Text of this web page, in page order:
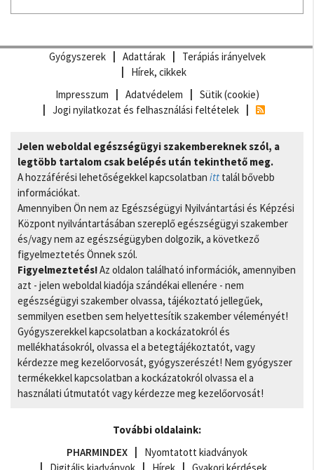
Gyógyszerek Adattárak
Terápiás irányelvek
Hírek, cikkek
Impresszum
Adatvédelem
Sütik (cookie)
Jogi nyilatkozat és felhasználási feltételek
Jelen weboldal egészségügyi szakembereknek szól, a
legtöbb tartalom csak belépés után tekinthető meg.
A hozzáférési lehetőségekkel kapcsolatban itt talál bővebb
információkat.
Amennyiben Ön nem az Egészségügyi Nyilvántartási és Képzési
Központ nyilvántartásában szereplő egészségügyi szakember
és/vagy nem az egészségügyben dolgozik, a következő
figyelmeztetés Önnek szól.
Figyelmeztetés!Az oldalon található információk, amennyiben
azt - jelen weboldal kiadója szándékai ellenére - nem
egészségügyi szakember olvassa, tájékoztató jellegűek,
semmilyen esetben sem helyettesítik szakember véleményét!
Gyógyszerekkel kapcsolatban a kockázatokról és
mellékhatásokról, olvassa el a betegtájékoztatót, vagy
kérdezze meg kezelőorvosát, gyógyszerészét! Nem gyógyszer
termékekkel kapcsolatban a kockázatokról olvassa el a
használati útmutatót vagy kérdezze meg kezelőorvosát!
További oldalaink:
PHARMINDEX
Nyomtatott kiadványok